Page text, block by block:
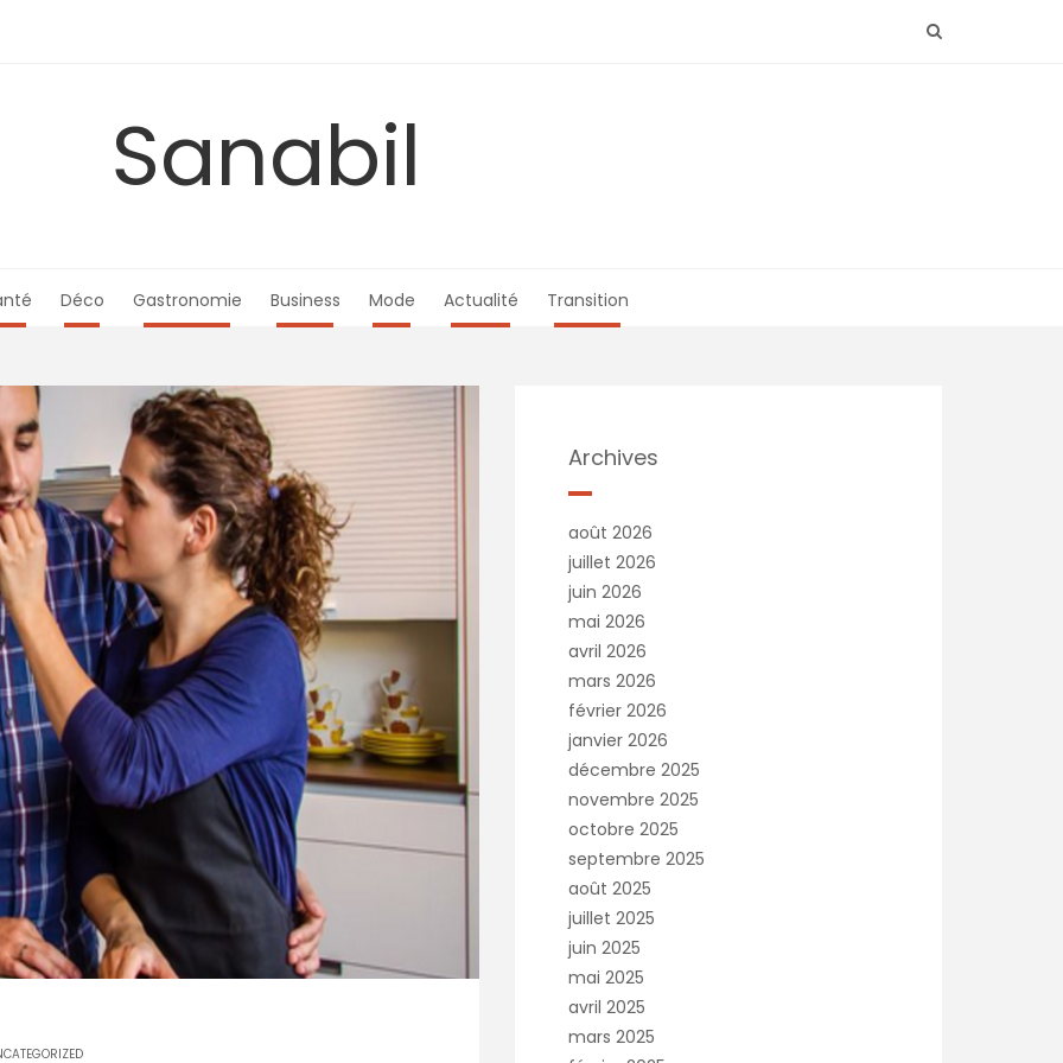
Sanabil
Déco Gastronomie Business Mode Actualité Transition
Archives
août 2026
juillet 2026
juin 2026
mai 2026
avril 2026
mars 2026
février 2026
janvier 2026
décembre 2025
novembre 2025
octobre 2025
septembre 2025
août 2025
juillet 2025
juin 2025
mai 2025
avril 2025
mars 2025